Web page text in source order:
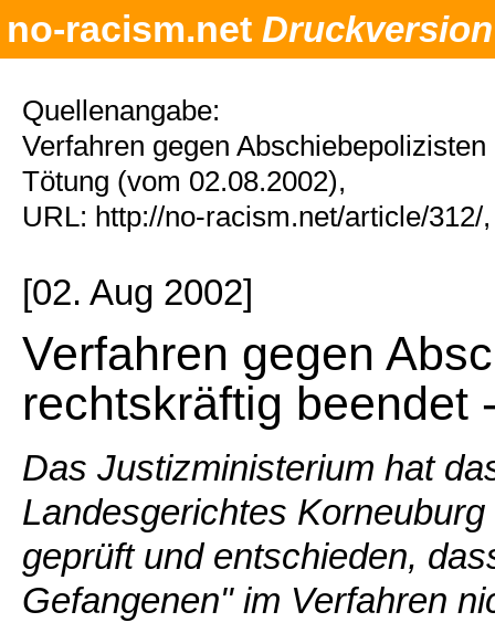
no-racism.net Druckversion
Quellenangabe:
Verfahren gegen
Tötung (vom 02.08.2002),
URL: http://no-racism.net/article/
[02. Aug 2002]
Verfahren gegen
rechtskräftig beendet
Das Justizministerium hat
Landesgerichtes
geprüft und entschieden,
Gefangenen" im Verfahren